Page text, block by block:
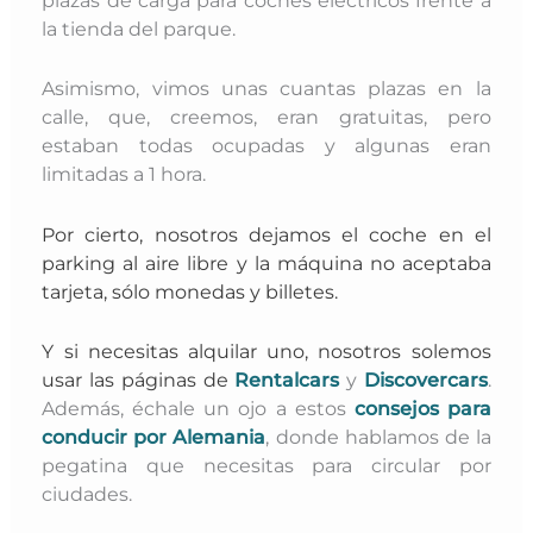
la tienda del parque.
Asimismo, vimos unas cuantas plazas en la
calle, que, creemos, eran gratuitas, pero
estaban todas ocupadas y algunas eran
limitadas a 1 hora.
Por cierto, nosotros dejamos el coche en el
parking al aire libre y la máquina no aceptaba
tarjeta, sólo monedas y billetes.
Y si necesitas alquilar uno, nosotros solemos
usar las páginas de Rentalcars y Discovercars.
Además, échale un ojo a estos consejos para
conducir por Alemania, donde hablamos de la
pegatina que necesitas para circular por
ciudades.